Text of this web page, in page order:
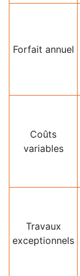
Forfait annuel
Coûts
variables
Travaux
exceptionnels